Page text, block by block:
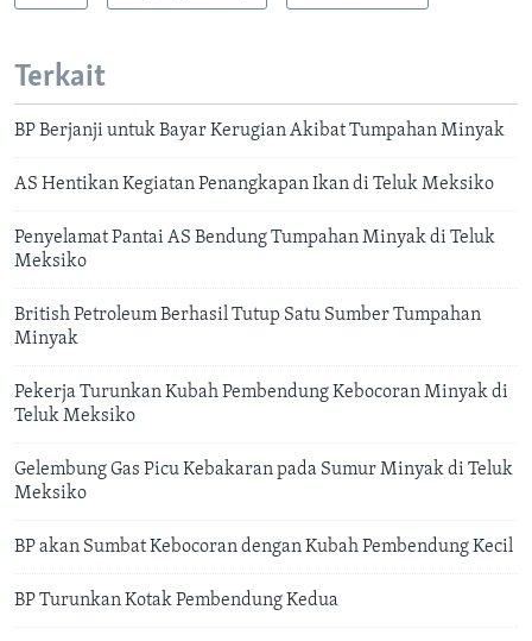
Terkait
BP Berjanji untuk Bayar Kerugian Akibat Tumpahan Minyak
AS Hentikan Kegiatan Penangkapan Ikan di Teluk Meksiko
Penyelamat Pantai AS Bendung Tumpahan Minyak di Teluk
Meksiko
British Petroleum Berhasil Tutup Satu Sumber Tumpahan
Minyak
Pekerja Turunkan Kubah Pembendung Kebocoran Minyak di
Teluk Meksiko
Gelembung Gas Picu Kebakaran pada Sumur Minyak di Teluk
Meksiko
BP akan Sumbat Kebocoran dengan Kubah Pembendung Kecil
BP Turunkan Kotak Pembendung Kedua